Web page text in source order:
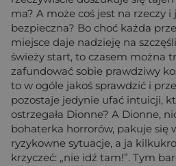
ma? A może coś jest na rzeczy
bezpieczna? Bo choć każda
miejsce daje nadzieję na
świeży start, to czasem można
zafundować sobie prawdziwy
to w ogóle jakoś sprawdzić i
pozostaje jedynie ufać intuicji,
ostrzegała Dionne? A Dionne,
bohaterka horrorów, pakuje się
ryzykowne sytuacje, a ja
krzyczeć: „nie idź tam!”. Tym